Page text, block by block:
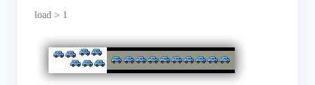
load > 1